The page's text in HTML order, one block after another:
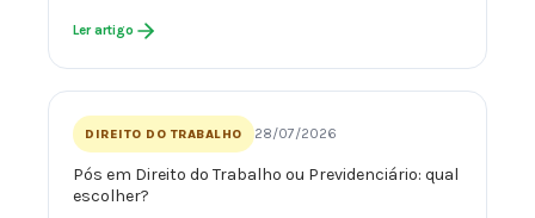
Ler artigo
DIREITO DO TRABALHO 28/07/2026
Pós em Direito do Trabalho ou Previdenciário: qual
escolher?